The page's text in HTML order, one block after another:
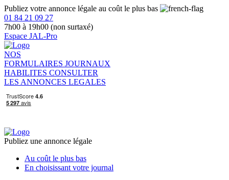
Publiez votre annonce légale au coût le plus bas
01 84 21 09 27
7h00 à 19h00 (non surtaxé)
Espace JAL-Pro
NOS
FORMULAIRES JOURNAUX
HABILITES CONSULTER
LES ANNONCES LEGALES
Publiez une annonce légale
Au coût le plus bas
En choisissant votre journal